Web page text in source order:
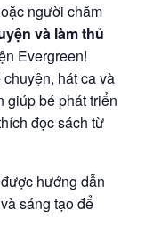
người chăm
và làm thủ
Evergreen!
hát ca và
giúp bé phát triển
đọc sách từ
hướng dẫn
sáng tạo để